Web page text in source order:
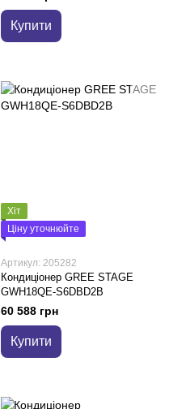
Купити
Хіт
Ціну уточнюйте
Артикул: 205282
Кондиціонер GREE STAGE
GWH18QE-S6DBD2B
60 588 грн
Купити